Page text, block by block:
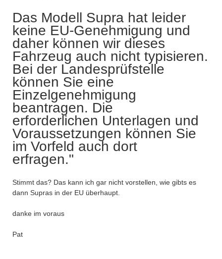
Das Modell Supra hat leider
keine EU-Genehmigung und
daher können wir dieses
Fahrzeug auch nicht typisieren.
Bei der Landesprüfstelle
können Sie eine
Einzelgenehmigung
beantragen. Die
erforderlichen Unterlagen und
Voraussetzungen können Sie
im Vorfeld auch dort
erfragen."
Stimmt das? Das kann ich gar nicht vorstellen, wie gibts es
dann Supras in der EU überhaupt.
danke im voraus
Pat